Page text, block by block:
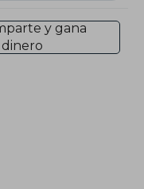
y gana
dinero